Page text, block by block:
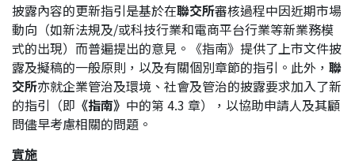
披露內容的更新指引是基於在聯交所審核過程中因近期市場
動向（如新法規及/或科技行業和電商平台行業等新業務模
式的出現）而普遍提出的意見。《指南》提供了上市文件披
露及擬稿的一般原則，以及有關個別章節的指引。此外， 聯
交所亦就企業管治及環境、社會及管治的披露要求加入了新
的指引（即 《指南》 中的第 4.3 章），以協助申請人及其顧
問儘早考慮相關的問題。
實施